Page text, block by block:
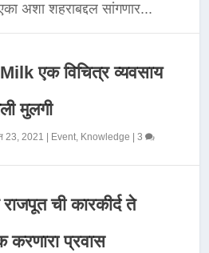
अशा शहराबद्दल सांगणार...
एक विचित्र व्यवसाय
मुलगी
23, 2021 Event, Knowledge |3
ची कारकीर्द ते
प्रवास